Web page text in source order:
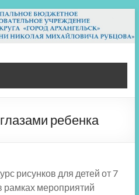
ребенка
рисунков для детей от 7
рамках мероприятий